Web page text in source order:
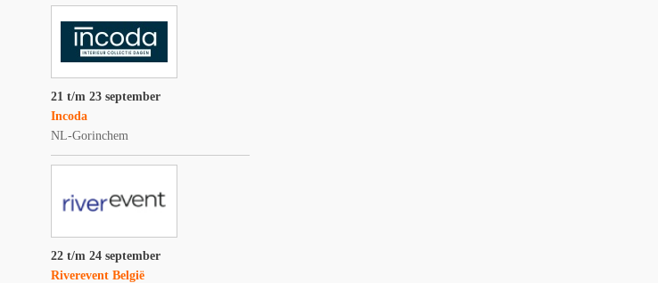
21 t/m 23 september
Incoda
NL-Gorinchem
22 t/m 24 september
Riverevent België